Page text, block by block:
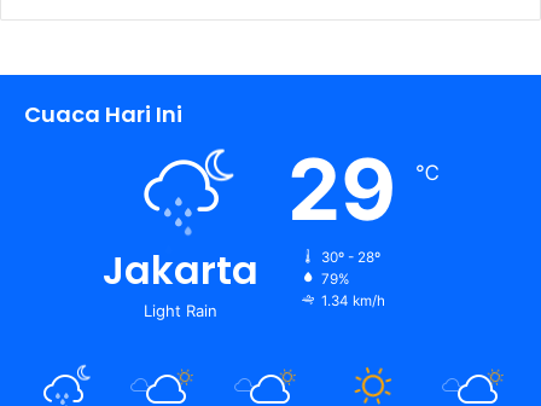
Cuaca Hari Ini
Jakarta
Light Rain
29 ℃
30º - 28º
79%
1.34 km/h